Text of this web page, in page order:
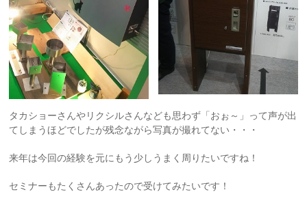
タカショーさんやリクシルさんなども思わず「おぉ～」って声が出
てしまうほどでしたが残念ながら写真が撮れてない・・・
来年は今回の経験を元にもう少しうまく周りたいですね！
セミナーもたくさんあったので受けてみたいです！